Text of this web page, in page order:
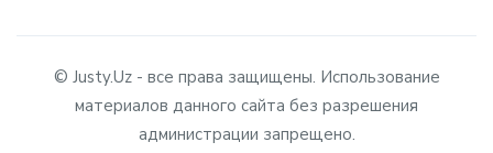
© Justy.Uz - все права защищены. Использование
материалов данного сайта без разрешения
администрации запрещено.